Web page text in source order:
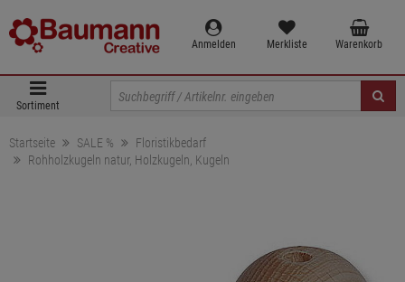
Anmelden Merkliste Warenkorb
Sortiment
Startseite SALE %
Floristikbedarf
Rohholzkugeln natur, Holzkugeln, Kugeln